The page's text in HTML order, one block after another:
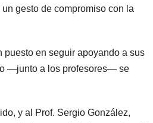
gesto de compromiso con la
en seguir apoyando a sus
—junto a los profesores— se
y al Prof. Sergio González,